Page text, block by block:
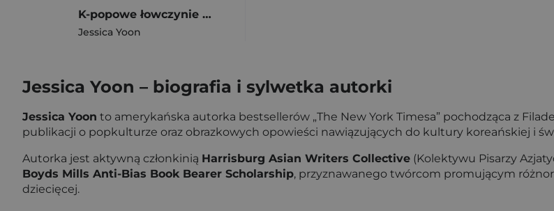
K-popowe łowczynie demonów. Oficjalna powieść filmowa dla dzieci
Jessica Yoon
Jessica Yoon – biografia i sylwetka autorki
Jessica Yoon to amerykańska autorka bestsellerów „The New York Timesa” pochodząca z
publikacji o popkulturze oraz obrazkowych opowieści nawiązujących do kultury koreańskiej i
Autorka jest aktywną członkinią Harrisburg Asian Writers Collective (Kolektywu Pisarzy
Boyds Mills Anti-Bias Book Bearer Scholarship, przyznawanego twórcom promującym
dziecięcej.